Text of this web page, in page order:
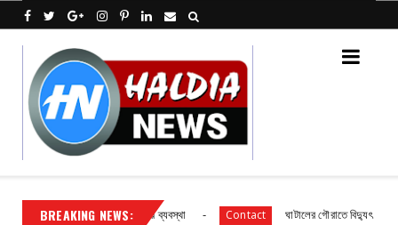
BREAKING NEWS:
ছাত্র ছাত্রীদের আহারে ব্যবস্থা Contact ঘাটালের গৌরাতে বিদ্যুৎ গ্রাহকদের